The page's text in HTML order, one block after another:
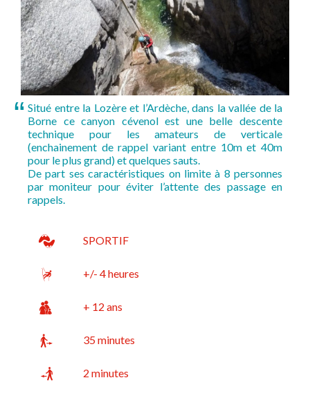
Situé entre la Lozère et l’Ardèche, dans la vallée de la
Borne ce canyon cévenol est une belle descente
technique pour les amateurs de verticale
(enchainement de rappel variant entre 10m et 40m
pour le plus grand) et quelques sauts.
De part ses caractéristiques on limite à 8 personnes
par moniteur pour éviter l’attente des passage en
rappels.
SPORTIF
+/- 4 heures
+ 12 ans
35 minutes
2 minutes